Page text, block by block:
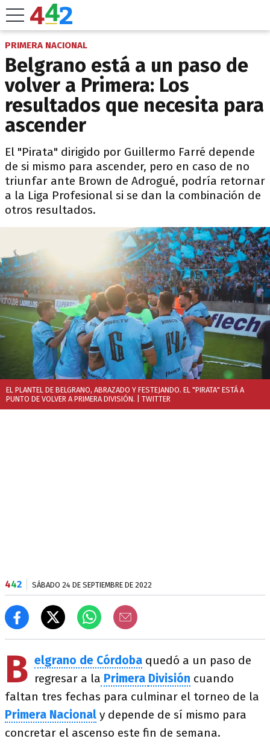
PRIMERA NACIONAL
Belgrano está a un paso de
volver a Primera: Los
resultados que necesita para
ascender
El "Pirata" dirigido por Guillermo Farré depende
de si mismo para ascender, pero en caso de no
triunfar ante Brown de Adrogué, podría retornar
a la Liga Profesional si se dan la combinación de
otros resultados.
EL PLANTEL DE BELGRANO, ABRAZADO Y FESTEJANDO. EL "PIRATA" ESTÁ A
PUNTO DE VOLVER A PRIMERA DIVISIÓN. | TWITTER
442 SÁBADO 24 DE SEPTIEMBRE DE 2022
B elgrano de Córdoba quedó a un paso de
regresar a la Primera División cuando
faltan tres fechas para culminar el torneo de la
Primera Nacional y depende de sí mismo para
concretar el ascenso este fin de semana.